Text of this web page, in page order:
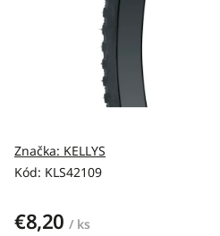
Kód: KLS42109
Značka: KELLYS
€8,20 / ks